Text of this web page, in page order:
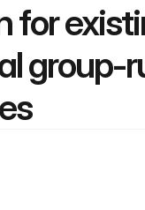
for
group-